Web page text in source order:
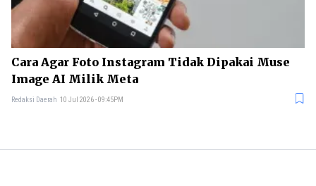
Cara Agar Foto Instagram Tidak Dipakai Muse
Image AI Milik Meta
Redaksi Daerah 10 Jul 2026 - 09:45PM